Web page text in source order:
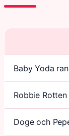
Baby Yoda
Robbie
Doge och